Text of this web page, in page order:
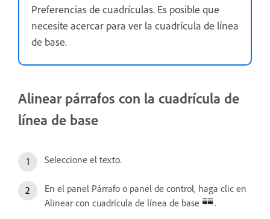
Preferencias de cuadrículas. Es posible que
necesite acercar para ver la cuadrícula de línea
de base.
Alinear párrafos con la cuadrícula de
línea de base
Seleccione el texto.
En el panel Párrafo o panel de control, haga clic en
Alinear con cuadrícula de línea de base
.